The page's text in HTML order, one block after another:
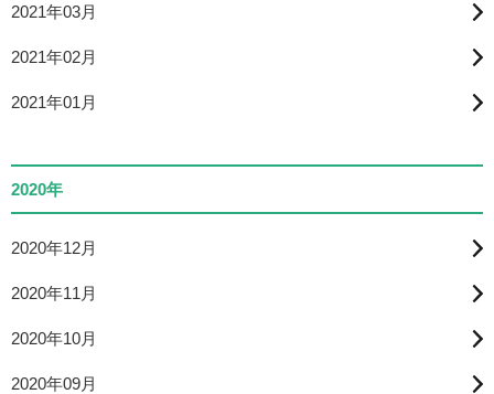
2021年03月
2021年02月
2021年01月
2020年
2020年12月
2020年11月
2020年10月
2020年09月